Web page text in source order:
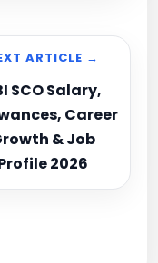
ARTICLE →
SCO Salary,
Career
& Job
2026